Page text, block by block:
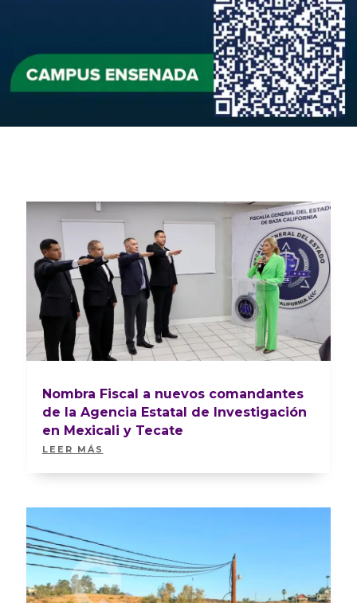
Nombra Fiscal a nuevos comandantes
de la Agencia Estatal de Investigación
en Mexicali y Tecate
LEER MÁS